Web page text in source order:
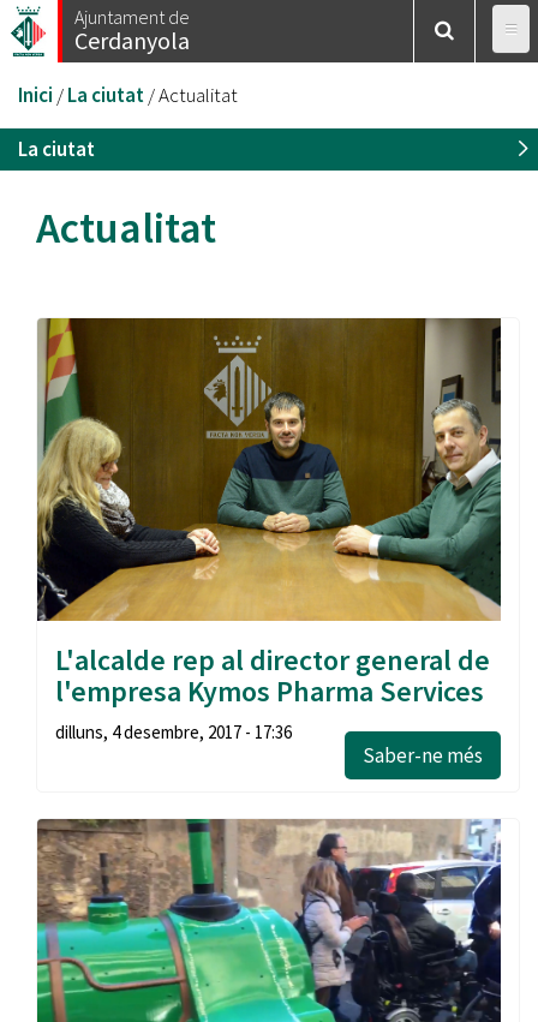
Vés
al
Ajuntament de
Cerdanyola
Esteu
aquí
Inici /La ciutat/Actualitat
La ciutat
Actualitat
L'alcalde rep al director general de
l'empresa Kymos Pharma Services
dilluns, 4 desembre, 2017 - 17:36
Saber-ne més